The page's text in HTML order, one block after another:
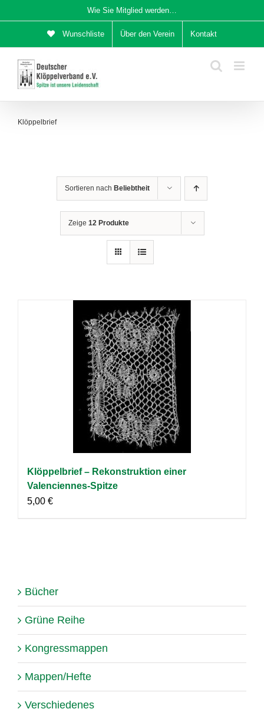
Inhalt
Wie Sie Mitglied werden…
Wunschliste Über den Verein Kontakt
Klöppelbrief
Sortieren nach Beliebtheit
Zeige 12 Produkte
Klöppelbrief – Rekonstruktion einer
Valenciennes-Spitze
5,00 €
Bücher
Grüne Reihe
Kongressmappen
Mappen/Hefte
Verschiedenes